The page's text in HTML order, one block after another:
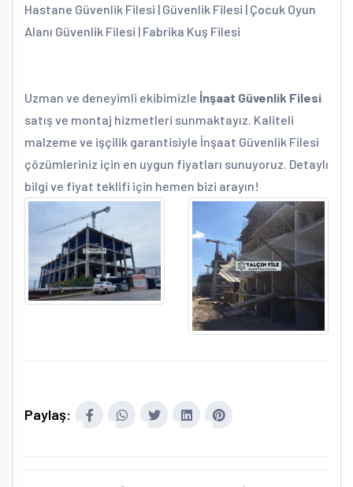
Hastane Güvenlik Filesi | Güvenlik Filesi | Çocuk Oyun
Alanı Güvenlik Filesi | Fabrika Kuş Filesi
Uzman ve deneyimli ekibimizle İnşaat Güvenlik Filesi
satış ve montaj hizmetleri sunmaktayız. Kaliteli
malzeme ve işçilik garantisiyle İnşaat Güvenlik Filesi
çözümleriniz için en uygun fiyatları sunuyoruz. Detaylı
bilgi ve fiyat teklifi için hemen bizi arayın!
Paylaş: